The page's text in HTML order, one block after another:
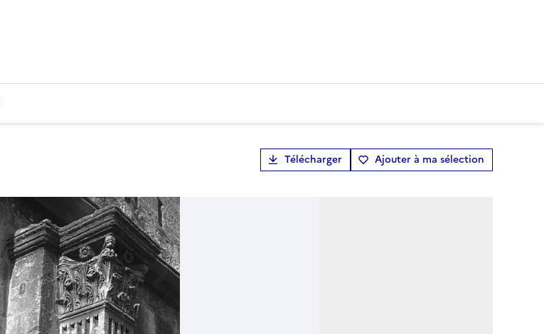
Télécharger Ajouter à ma sélection